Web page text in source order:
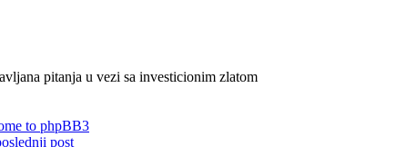
pitanja u vezi sa investicionim zlatom
to phpBB3
post